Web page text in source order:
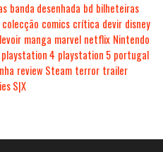
banda desenhada bd bilheteiras
colecção comics crítica devir disney
levoir manga marvel netflix Nintendo
playstation 4 playstation 5 portugal
review Steam terror trailer
S|X